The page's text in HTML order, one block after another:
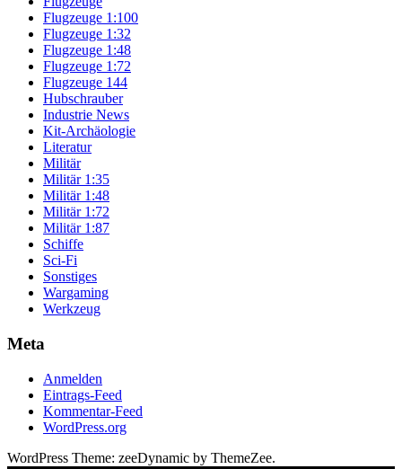
Flugzeuge 1:100
Flugzeuge 1:32
Flugzeuge 1:48
Flugzeuge 1:72
Flugzeuge 144
Hubschrauber
Industrie News
Kit-Archäologie
Literatur
Militär
Militär 1:35
Militär 1:48
Militär 1:72
Militär 1:87
Schiffe
Sci-Fi
Sonstiges
Wargaming
Werkzeug
Meta
Anmelden
Eintrags-Feed
Kommentar-Feed
WordPress.org
WordPress Theme: zeeDynamic by ThemeZee.